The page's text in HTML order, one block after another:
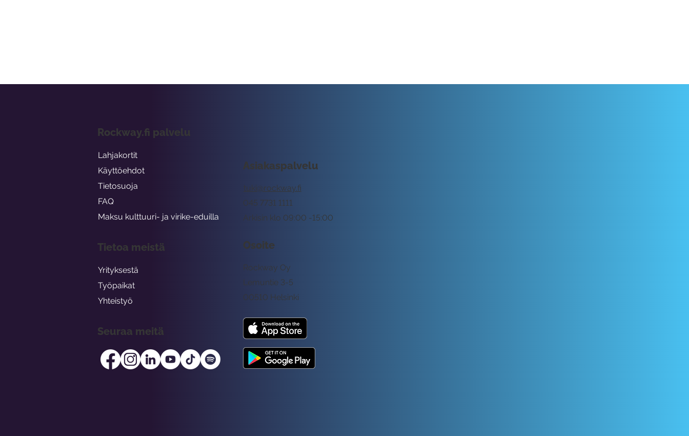
Asiakaspalvelu
tuki@rockway.fi
Arkisin klo 09:00 -15:00
045 7731 1111
Osoite
Rockway Oy
Lemuntie 3-5
00510 Helsinki
Rockway.fi palvelu
Lahjakortit
Käyttöehdot
Tietosuoja
FAQ
Maksu kulttuuri- ja virike-eduilla
Tietoa meistä
Yrityksestä
Työpaikat
Yhteistyö
Seuraa meitä